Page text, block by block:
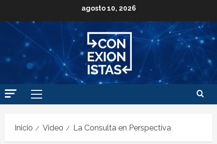
agosto 10, 2026
Inicio Video La Consulta en Perspectiva